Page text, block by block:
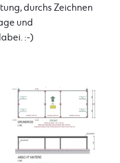
durchs Zeichnen
und
:-)